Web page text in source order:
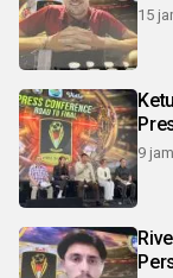
15
9